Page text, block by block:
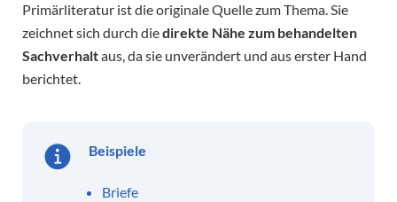
Primärliteratur ist die originale Quelle zum Thema. Sie
zeichnet sich durch diedirekte Nähe zum behandelten
Sachverhaltaus, da sie unverändert und aus erster Hand
berichtet.
Beispiele
Briefe